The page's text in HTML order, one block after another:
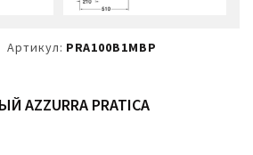
Артикул: PRA100B1MBP
PRATICA